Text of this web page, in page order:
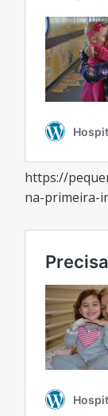
https://
na-primeira-